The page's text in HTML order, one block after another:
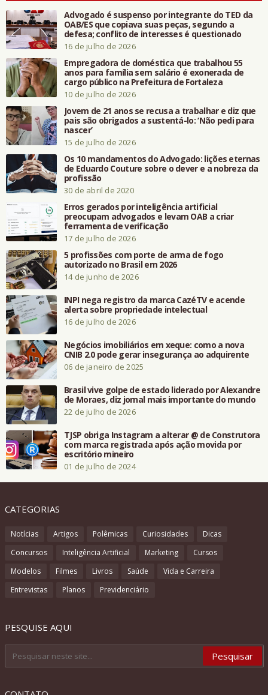
Advogado é suspenso por integrante do TED da
OAB/ES que copiava suas peças, segundo a
defesa; conflito de interesses é questionado
16 de julho de 2026
Empregadora de doméstica que trabalhou 55
anos para família sem salário é exonerada de
cargo público na Prefeitura de Fortaleza
10 de julho de 2026
Jovem de 21 anos se recusa a trabalhar e diz que
pais são obrigados a sustentá-lo: ‘Não pedi para
nascer’
15 de julho de 2026
Os 10 mandamentos do Advogado: lições eternas
de Eduardo Couture sobre o dever e a nobreza da
profissão
30 de abril de 2020
Erros gerados por inteligência artificial
preocupam advogados e levam OAB a criar
ferramenta de verificação
17 de julho de 2026
5 profissões com porte de arma de fogo
autorizado no Brasil em 2026
14 de junho de 2026
INPI nega registro da marca CazéTV e acende
alerta sobre propriedade intelectual
16 de julho de 2026
Negócios imobiliários em xeque: como a nova
CNIB 2.0 pode gerar insegurança ao adquirente
06 de janeiro de 2025
Brasil vive golpe de estado liderado por Alexandre
de Moraes, diz jornal mais importante do mundo
22 de julho de 2026
TJSP obriga Instagram a alterar @ de Construtora
com marca registrada após ação movida por
escritório mineiro
01 de julho de 2024
CATEGORIAS
Notícias Artigos Polêmicas Curiosidades
Dicas
Concursos
Inteligência Artificial Marketing
Cursos
Modelos
Filmes Livros Saúde
Vida e Carreira
Entrevistas
Planos Previdenciário
PESQUISE AQUI